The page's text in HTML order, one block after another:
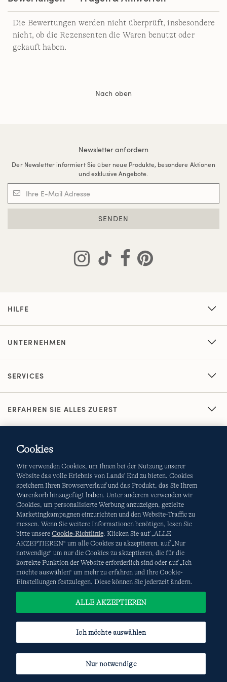
Die Bewertungen werden nicht überprüft, insbesondere
nicht, ob die Rezensenten die Waren benutzt oder
gekauft haben.
Nach oben
Newsletter anfordern
Der Newsletter informiert Sie über neue Produkte, besondere Aktionen
und exklusive Angebote.
SENDEN
HILFE
UNTERNEHMEN
SERVICES
ERFAHREN SIE ALLES ZUERST
AGB Datenschutz & Sicherheit
Cookies-Ich möchte auswählen Site Map
Internationale Websites
Diese Website ist durch reCAPTCHA geschützt. Es gelten die
DatenschutzerklärungundNutzungsbedingungen
Google.
Cookies
Wir verwenden Cookies, um Ihnen bei der Nutzung unserer
Website das volle Erlebnis von Lands' End zu bieten. Cookies
speichern Ihren Browserverlauf und das Produkt, das Sie Ihrem
Warenkorb hinzugefügt haben. Unter anderem verwenden wir
Cookies, um personalisierte Werbung anzuzeigen, gezielte
Marketingkampagnen einzurichten und den Website-Traffic zu
messen. Wenn Sie weitere Informationen benötigen, lesen Sie
bitte unsere Cookie-Richtlinie. Klicken Sie auf „ALLE
AKZEPTIEREN“ um alle Cookies zu akzeptieren, auf „Nur
notwendige“ um nur die Cookies zu akzeptieren, die für die
korrekte Funktion der Website erforderlich sind oder auf „Ich
möchte auswählen“ um mehr zu erfahren und Ihre Cookie-
Einstellungen festzulegen. Diese können Sie jederzeit ändern.
Ich möchte auswählen
Nur notwendige
ALLE AKZEPTIEREN